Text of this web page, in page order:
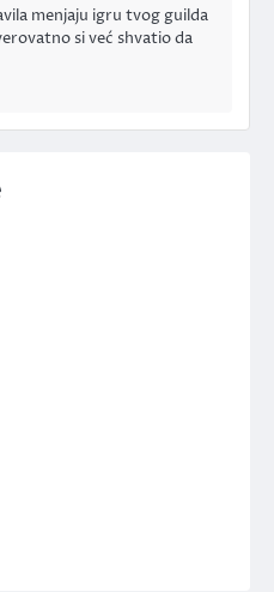
menjaju igru tvog guilda
si već shvatio da